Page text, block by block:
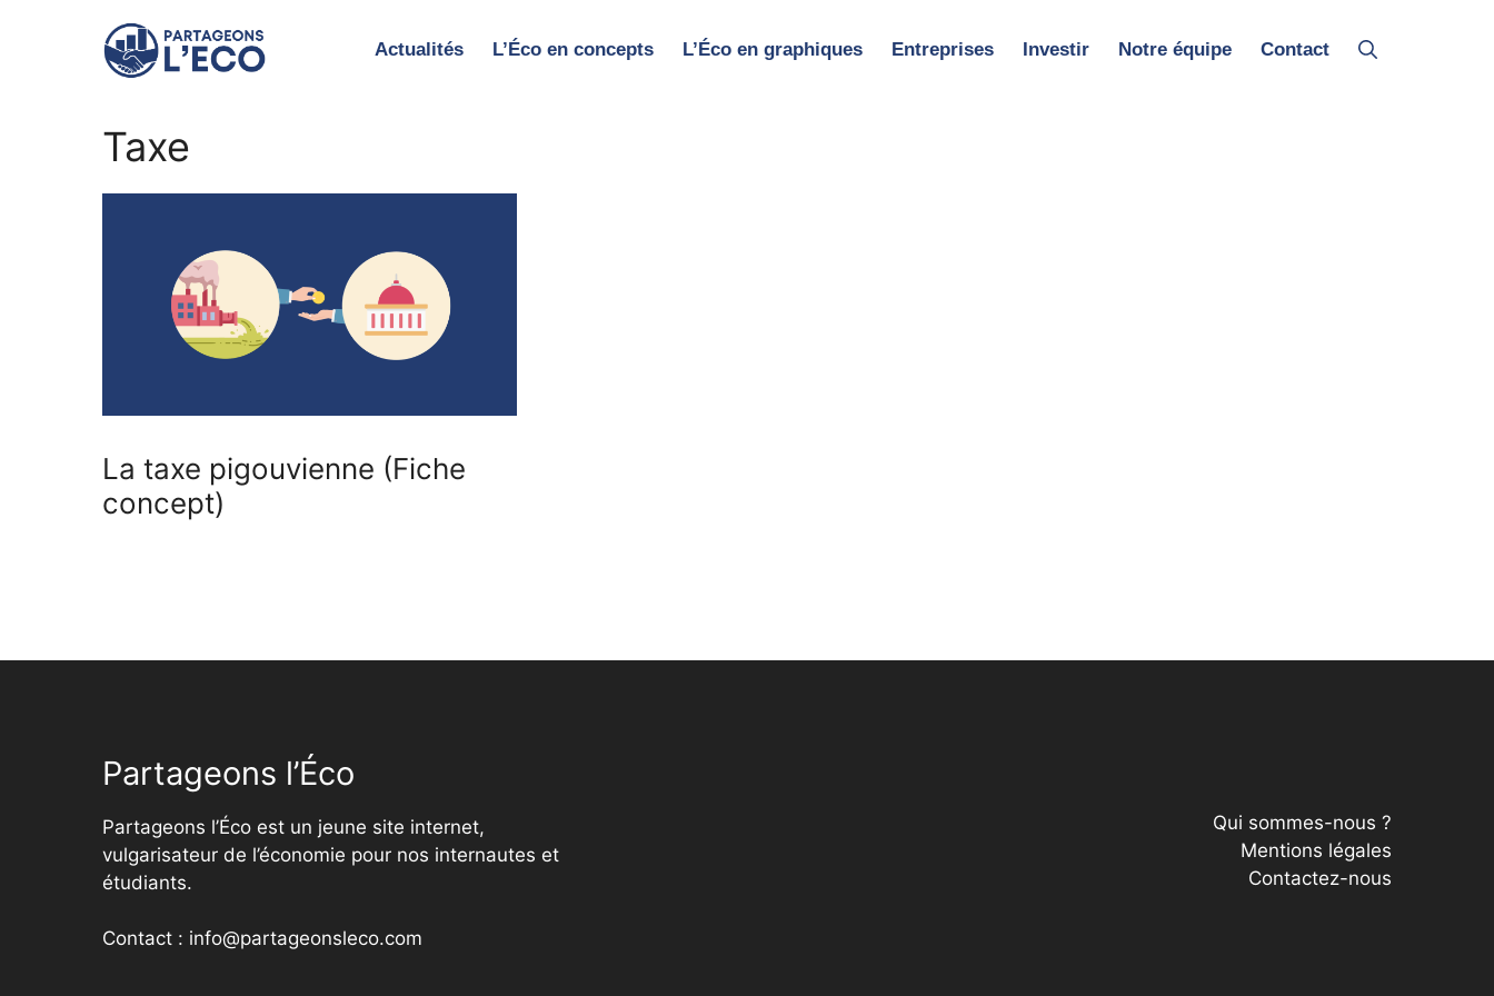
Actualités L’Éco en concepts L’Éco en graphiques Entreprises Investir Notre équipe Contact
Taxe
La taxe pigouvienne (Fiche
concept)
Partageons l’Éco
Partageons l’Éco est un jeune site internet,
vulgarisateur de l’économie pour nos internautes et
étudiants.
Contact : info@partageonsleco.com
Qui sommes-nous ?
Mentions légales
Contactez-nous